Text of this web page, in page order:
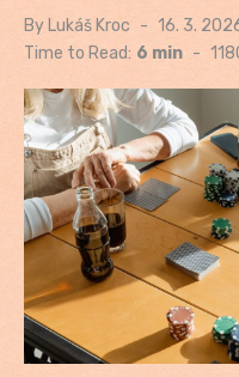
By Lukáš Kroc
Posted
on
16. 3.
Time to Read: 6 min -